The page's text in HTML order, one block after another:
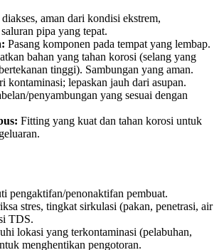
aman dari kondisi ekstrem,
pipa yang tepat.
Pasang komponen pada tempat yang lembap.
bahan yang tahan korosi (selang yang
tinggi). Sambungan yang aman.
kontaminasi; lepaskan jauh dari asupan.
penyambungan yang sesuai dengan
Fitting yang kuat dan tahan korosi untuk
pengaktifan/penonaktifan pembuat.
stres, tingkat sirkulasi (pakan, penetrasi, air
TDS.
lokasi yang terkontaminasi (pelabuhan,
menghentikan pengotoran.